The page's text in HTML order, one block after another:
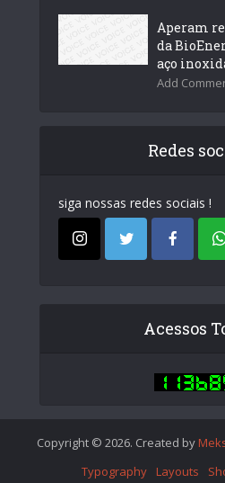
Aperam
da
aço
Add
Redes
siga nossas redes sociais !
Acessos
Copyright © 2026. Created by
Typography
Layouts